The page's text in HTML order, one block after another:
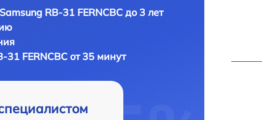
RB-31 FERNCBC до 3 лет
FERNCBC от 35 минут